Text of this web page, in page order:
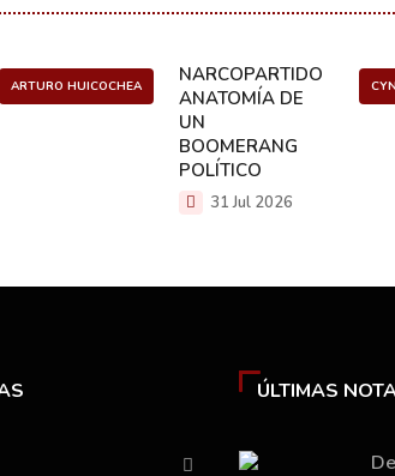
ARTURO HUICOCHEA
NARCOPARTIDO:
ANATOMÍA DE
UN
BOOMERANG
POLÍTICO
31 Jul 2026
ÚLTIMAS